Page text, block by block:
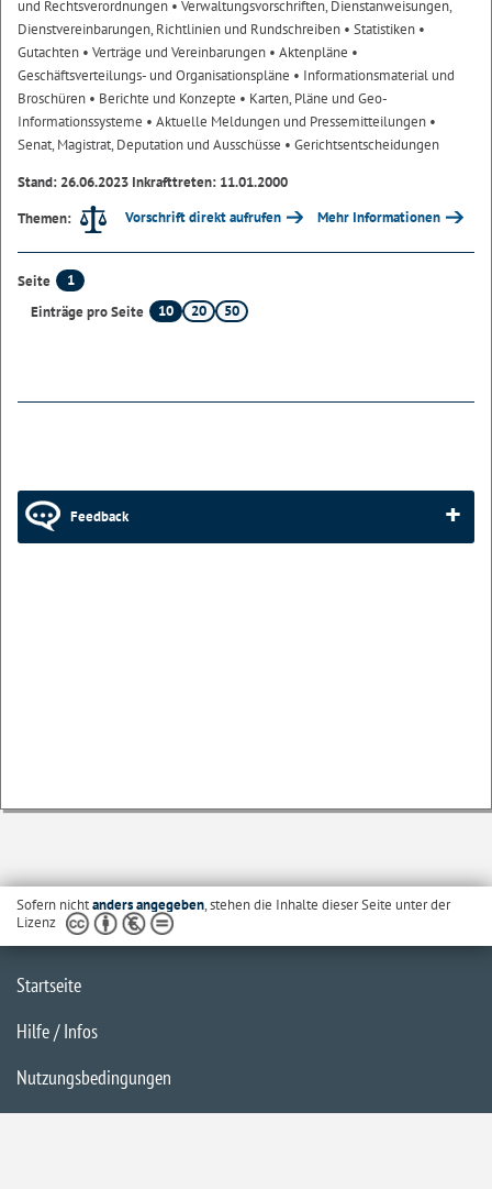
und Rechtsverordnungen • Verwaltungsvorschriften, Dienstanweisungen,
Dienstvereinbarungen, Richtlinien und Rundschreiben • Statistiken •
Gutachten • Verträge und Vereinbarungen • Aktenpläne •
Geschäftsverteilungs- und Organisationspläne • Informationsmaterial und
Broschüren • Berichte und Konzepte • Karten, Pläne und Geo-
Informationssysteme • Aktuelle Meldungen und Pressemitteilungen •
Senat, Magistrat, Deputation und Ausschüsse • Gerichtsentscheidungen
Stand: 26.06.2023 Inkrafttreten: 11.01.2000
Themen:
Vorschrift direkt aufrufen Mehr Informationen
Seite
1
Einträge pro Seite
10 20 50
Feedback
Sofern nichtanders angegeben, stehen die Inhalte dieser Seite unter der
Lizenz
Startseite
Hilfe / Infos
Nutzungsbedingungen